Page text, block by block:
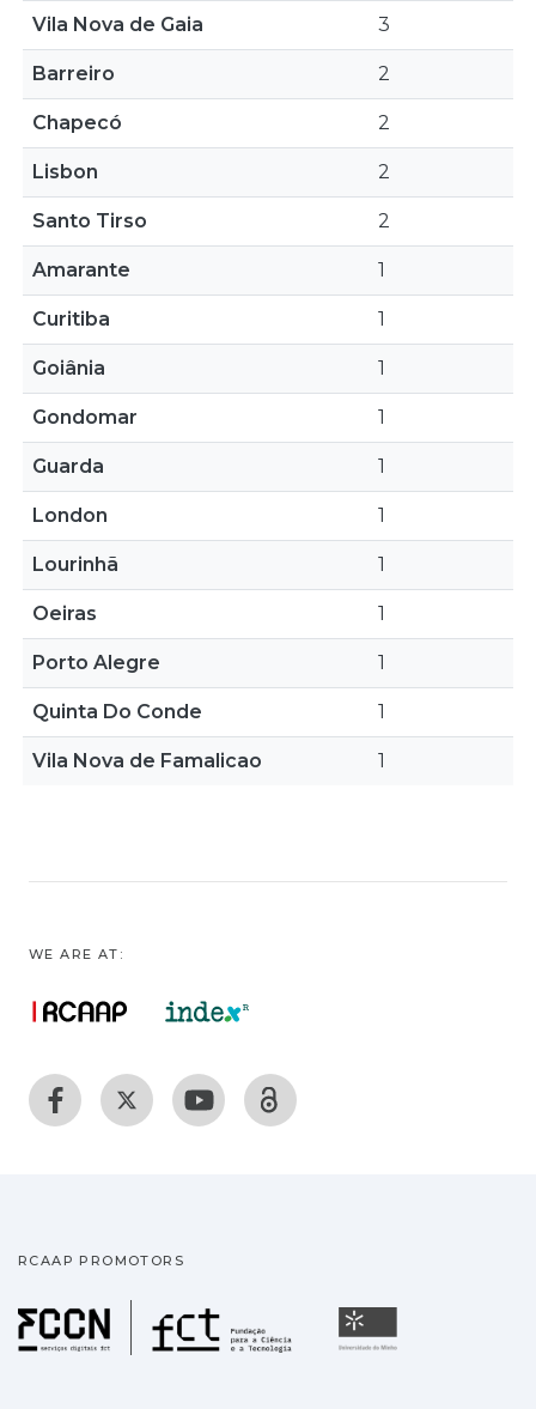
Vila Nova de Gaia 3
Barreiro 2
Chapecó 2
Lisbon 2
Santo Tirso 2
Amarante 1
Curitiba 1
Goiânia 1
Gondomar 1
Guarda 1
London 1
Lourinhã 1
Oeiras 1
Porto Alegre 1
Quinta Do Conde 1
Vila Nova de Famalicao 1
WE ARE AT:
RCAAP PROMOTORS
Fundação para a